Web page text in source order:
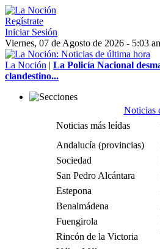
Regístrate
Iniciar Sesión
Viernes, 07 de Agosto de 2026 - 5:03
La Noción | La Policía Nacional
clandestino...
Noticias
Noticias más leídas
Andalucía (provincias)
Sociedad
San Pedro Alcántara
Estepona
Benalmádena
Fuengirola
Rincón de la Victoria